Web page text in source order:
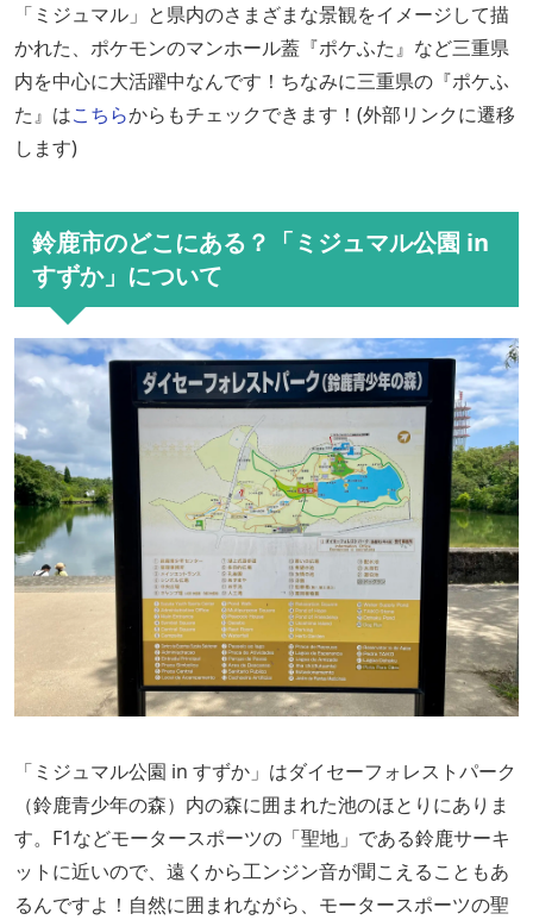
「ミジュマル」と県内のさまざまな景観をイメージして描
かれた、ポケモンのマンホール蓋『ポケふた』など三重県
内を中心に大活躍中なんです！ちなみに三重県の『ポケふ
た』はこちらからもチェックできます！(外部リンクに遷移
します)
鈴鹿市のどこにある？「ミジュマル公園 in
すずか」について
「ミジュマル公園 in すずか」はダイセーフォレストパーク
（鈴鹿青少年の森）内の森に囲まれた池のほとりにありま
す。F1などモータースポーツの「聖地」である鈴鹿サーキ
ットに近いので、遠くから工ンジン音が聞こえることもあ
るんですよ！自然に囲まれながら、モータースポーツの聖